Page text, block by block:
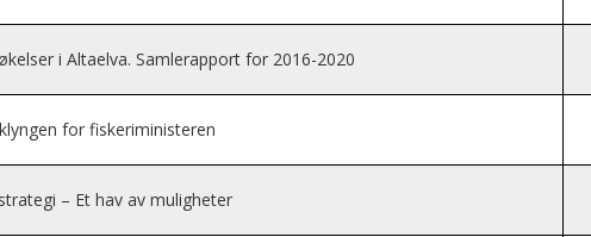
i Altaelva. Samlerapport for 2016-2020
for fiskeriministeren
– Et hav av muligheter